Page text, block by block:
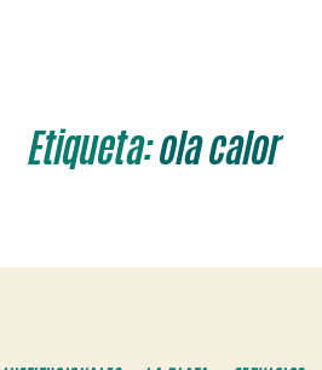
Etiqueta:ola calor
Categorías